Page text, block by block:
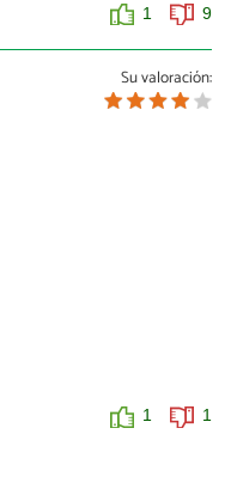
1 9
Su valoración:
1 1